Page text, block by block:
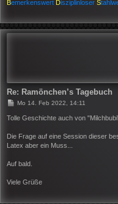
Bemerkenswert Disziplinloser S
Re: Ramönchen’s Tagebuch
B
i
a
g
Mo 14. Feb 2022, 14:11
Tolle Geschichte auch von
Die Frage auf eine Session dieser
Latex aber ein Muss...
Auf bald.
Viele Grüße